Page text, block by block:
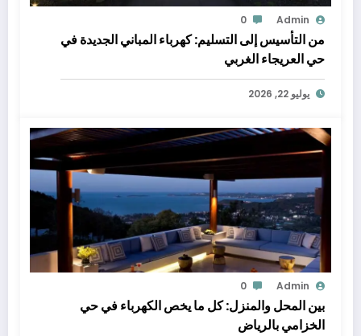
Admin
0
من التأسيس إلى التسليم: كهرباء المباني الجديدة في
حي العريجاء الغربي
يوليو 22, 2026
Admin
0
بين المحل والمنزل: كل ما يخص الكهرباء في حي
الخزامي بالرياض